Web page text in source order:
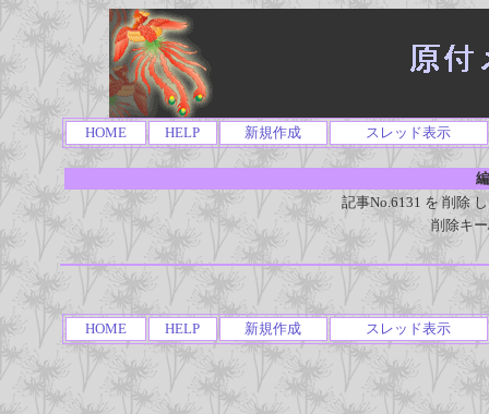
HOME HELP 新規作成 スレッド表示
記事No.6131 を 削除
削除キ
HOME HELP 新規作成 スレッド表示